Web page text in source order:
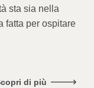
sta sia nella
fatta per ospitare
di più